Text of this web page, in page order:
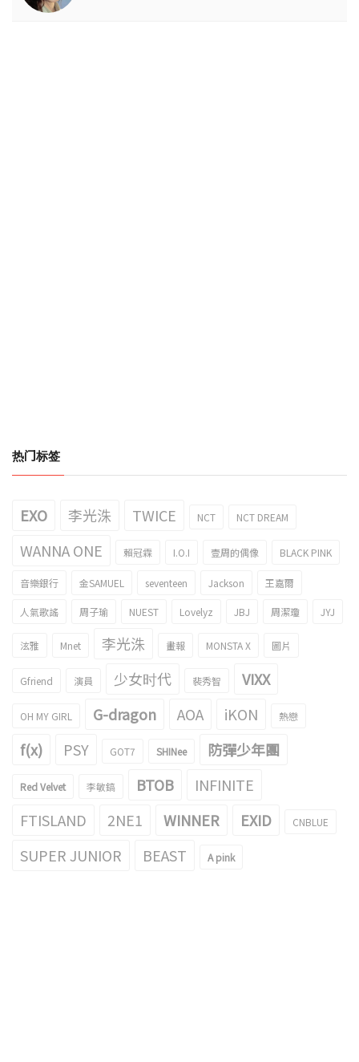
热门标签
EXO 李光洙 TWICE NCT NCT DREAM
WANNA ONE 賴冠霖 I.O.I 壹周的偶像 BLACK PINK
音樂銀行 金SAMUEL seventeen Jackson 王嘉爾
人氣歌謠 周子瑜 NUEST Lovelyz JBJ 周潔瓊 JYJ
泫雅 Mnet 李光洙 畫報 MONSTA X 圖片
Gfriend 演員 少女时代 裴秀智 VIXX
OH MY GIRL G-dragon AOA iKON 熱戀
f(x) PSY GOT7 SHINee 防彈少年團
Red Velvet 李敏鎬 BTOB
INFINITE
FTISLAND
2NE1 WINNER EXID CNBLUE
SUPER JUNIOR BEAST A pink